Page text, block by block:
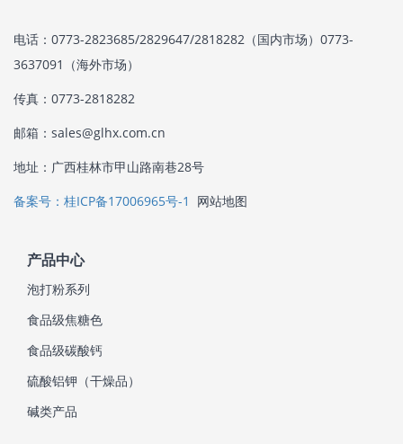
电话：0773-2823685/2829647/2818282（国内市场）0773-
3637091（海外市场）
传真：0773-2818282
邮箱：sales@glhx.com.cn
地址：广西桂林市甲山路南巷28号
备案号：桂ICP备17006965号-1
网站地图
产品中心
泡打粉系列
食品级焦糖色
食品级碳酸钙
硫酸铝钾（干燥品）
碱类产品